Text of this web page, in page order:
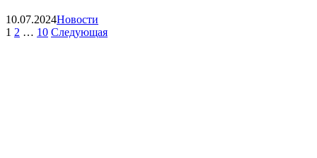
10.07.2024Категории
Новости
Навигация
Страница
1 Страница
2 … Страница
10 СледующаяСтраница